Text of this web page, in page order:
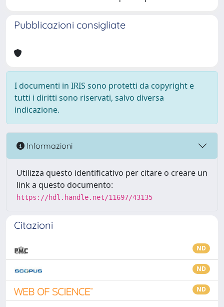
Pubblicazioni consigliate
I documenti in IRIS sono protetti da copyright e
tutti i diritti sono riservati, salvo diversa
indicazione.
Informazioni
Utilizza questo identificativo per citare o creare un
link a questo documento:
https://hdl.handle.net/11697/43135
Citazioni
ND
ND
ND